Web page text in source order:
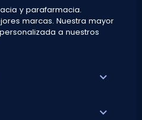
y parafarmacia.
marcas. Nuestra mayor
a nuestros
expand_more
expand_more